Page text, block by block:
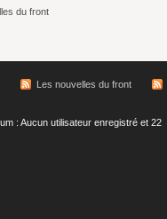
du front
Les nouvelles du front
: Aucun utilisateur enregistré et 22